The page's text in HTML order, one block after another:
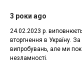
3 роки ago
24.02.2023 р.
вторгнення в Україну.
випробувань, але ми
незламності.